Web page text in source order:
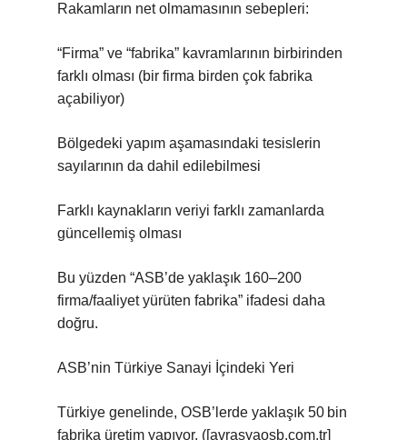
Rakamların net olmamasının sebepleri:
“Firma” ve “fabrika” kavramlarının birbirinden
farklı olması (bir firma birden çok fabrika
açabiliyor)
Bölgedeki yapım aşamasındaki tesislerin
sayılarının da dahil edilebilmesi
Farklı kaynakların veriyi farklı zamanlarda
güncellemiş olması
Bu yüzden “ASB’de yaklaşık 160–200
firma/faaliyet yürüten fabrika” ifadesi daha
doğru.
ASB’nin Türkiye Sanayi İçindeki Yeri
Türkiye genelinde, OSB’lerde yaklaşık 50 bin
fabrika üretim yapıyor. ([avrasyaosb.com.tr]